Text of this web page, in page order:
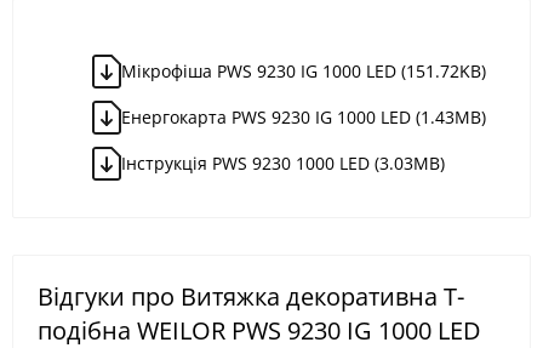
Мікрофіша PWS 9230 IG 1000 LED (151.72KB)
Енергокарта PWS 9230 IG 1000 LED (1.43MB)
Інструкція PWS 9230 1000 LED (3.03MB)
Відгуки про Витяжка декоративна Т-
подібна WEILOR PWS 9230 IG 1000 LED